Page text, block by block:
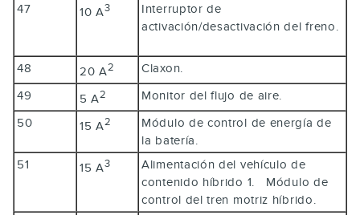
47
10 A3
Interruptor de
activación/desactivación del freno.
48 20 A2
Claxon.
49
5 A2
Monitor del flujo de aire.
50
15 A2
Módulo de control de energía de
la batería.
51
15 A3
Alimentación del vehículo de
contenido híbrido 1. Módulo de
control del tren motriz híbrido.